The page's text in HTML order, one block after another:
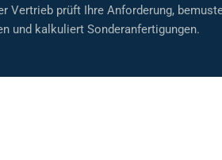
Vertrieb prüft Ihre Anforderung,
und kalkuliert Sonderanfertigungen.